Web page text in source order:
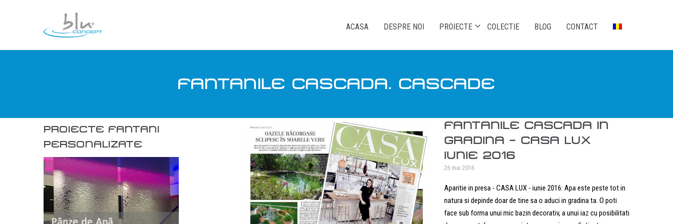
ACASA DESPRE NOI PROIECTE COLECTIE BLOG CONTACT
FANTANILE CASCADA. CASCADE
FANTANILE CASCADA IN
GRADINA – CASA LUX
IUNIE 2016
26 mai 2016
Aparitie in presa - CASA LUX - iunie 2016: Apa este peste tot in
natura si depinde doar de tine sa o aduci in gradina ta. O poti
face sub forma unui mic bazin decorativ, a unui iaz cu posibilitati
PROIECTE FANTANI
PERSONALIZATE